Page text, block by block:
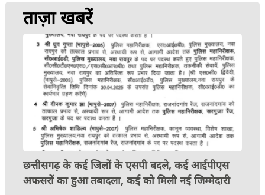
ताज़ा खबरें
छत्तीसगढ़ के कई जिलों के एसपी बदले, कई आईपीएस
अफसरों का हुआ तबादला, कई को मिली नई जिम्मेदारी